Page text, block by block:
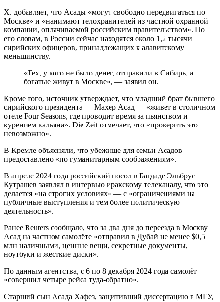
Х. добавляет, что Асады «могут свободно передвигаться по
Москве» и «нанимают телохранителей из частной охранной
компании, оплачиваемой российским правительством». По
его словам, в России сейчас находятся около 1,2 тысячи
сирийских офицеров, принадлежащих к алавитскому
меньшинству.
«Тех, у кого не было денег, отправили в Сибирь, а
богатые живут в Москве», — заявил он.
Кроме того, источник утверждает, что младший брат бывшего
сирийского президента — Махер Асад — «живет в столичном
отеле Four Seasons, где проводит время за пьянством и
курением кальяна». Die Zeit отмечает, что «проверить это
невозможно».
В Кремле объясняли, что убежище для семьи Асадов
предоставлено «по гуманитарным соображениям».
В апреле 2024 года российский посол в Багдаде Эльбрус
Кутрашев заявлял в интервью иракскому телеканалу, что это
делается «на строгих условиях» — с «ограничениями на
публичные выступления и тем более политическую
деятельность».
Ранее Reuters сообщало, что за два дня до переезда в Москву
Асад на частном самолёте «отправил в Дубай не менее $0,5
млн наличными, ценные вещи, секретные документы,
ноутбуки и жёсткие диски».
По данным агентства, с 6 по 8 декабря 2024 года самолёт
«совершил четыре рейса туда-обратно».
Старший сын Асада Хафез, защитивший диссертацию в МГУ,